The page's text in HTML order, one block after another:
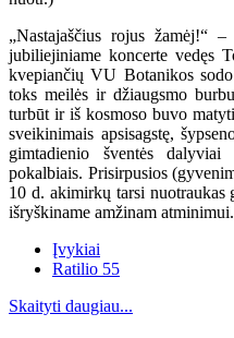
„Nastajaščius rojus žamėj!“
jubiliejiniame koncerte vedęs
kvepiančių VU Botanikos
toks meilės ir džiaugsmo
turbūt ir iš kosmoso buvo
sveikinimais apsisagstę,
gimtadienio šventės
pokalbiais. Prisirpusios
10 d. akimirkų tarsi nuotraukas
išryškiname amžinam atminimui.
Įvykiai
Ratilio 55
Skaityti daugiau...